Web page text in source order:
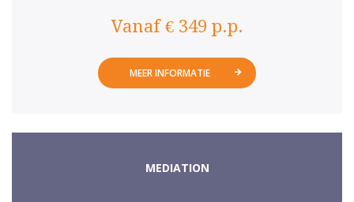
Vanaf € 349 p.p.
MEER INFORMATIE
MEDIATION